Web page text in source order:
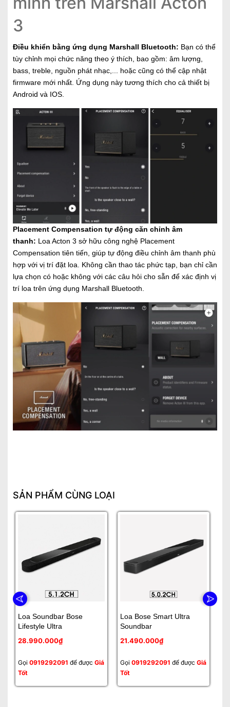
3
Điều khiển bằng ứng dụng Marshall Bluetooth: Bạn có thể
tùy chỉnh mọi chức năng theo ý thích, bao gồm: âm lượng,
bass, treble, nguồn phát nhạc,... hoặc cũng có thể cập nhật
firmware mới nhất. Ứng dụng này tương thích cho cả thiết bị
Android và IOS.
Placement Compensation tự động căn chỉnh âm
thanh: Loa Acton 3 sở hữu công nghệ Placement
Compensation tiên tiến, giúp tự động điều chỉnh âm thanh phù
hợp với vị trí đặt loa. Không cần thao tác phức tạp, bạn chỉ cần
lựa chọn có hoặc không với các câu hỏi cho sẵn để xác định vị
trí loa trên ứng dụng Marshall Bluetooth.
SẢN PHẨM CÙNG LOẠI
Loa Soundbar Bose
Lifestyle Ultra
28.990.000₫
Gọi 0919292091 để được Giá
Tốt
Loa Bose Smart Ultra
Soundbar
21.490.000₫
Gọi 0919292091 để được Giá
Tốt